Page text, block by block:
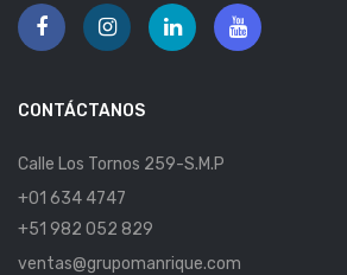
CONTÁCTANOS
Calle Los Tornos 259-S.M.P
+01 634 4747
+51 982 052 829
ventas@grupomanrique.com